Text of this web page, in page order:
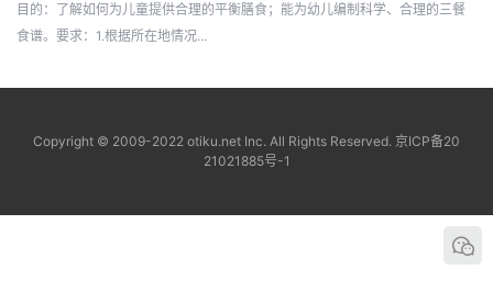
目的：了解如何为儿童提供合理的平衡膳食；能为幼儿编制科学、合理的三餐
食谱。要求：1.根据所在地情况...
Copyright © 2009-2022 otiku.net Inc. All Rights Reserved. 京ICP备20
21021885号-1